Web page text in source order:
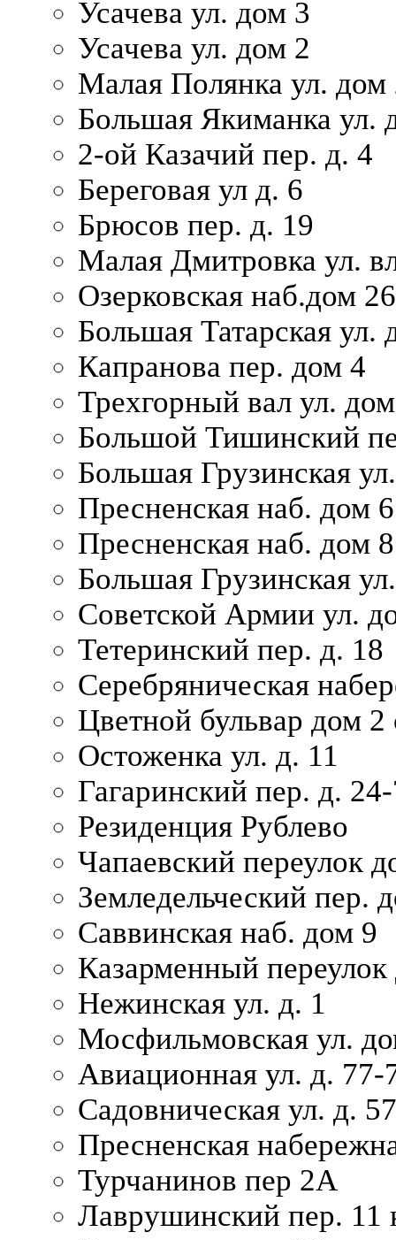
Усачева ул. дом 3
Усачева ул. дом 2
Малая Полянка ул. дом
Большая Якиманка ул.
2-ой Казачий пер. д. 4
Береговая ул д. 6
Брюсов пер. д. 19
Малая Дмитровка ул.
Озерковская наб.дом 26
Большая Татарская ул.
Капранова пер. дом 4
Трехгорный вал ул.
Большой Тишинский
Большая Грузинская
Пресненская наб. дом
Пресненская наб. дом 8
Большая Грузинская
Советской Армии ул.
Тетеринский пер. д. 18
Серебряническая
Цветной бульвар дом 2
Остоженка ул. д. 11
Гагаринский пер. д.
Резиденция Рублево
Чапаевский переулок
Земледельческий пер.
Саввинская наб. дом 9
Казарменный переулок
Нежинская ул. д. 1
Мосфильмовская ул.
Авиационная ул. д. 77-
Садовническая ул. д.
Пресненская
Турчанинов пер 2А
Лаврушинский пер. 11